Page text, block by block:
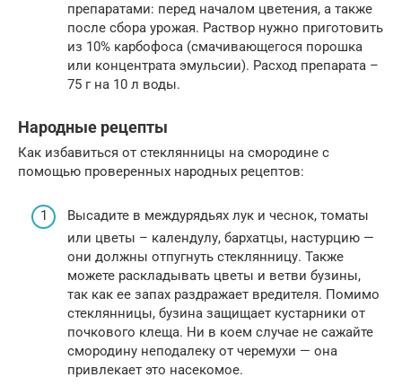
препаратами: перед началом цветения, а также
после сбора урожая. Раствор нужно приготовить
из 10% карбофоса (смачивающегося порошка
или концентрата эмульсии). Расход препарата –
75 г на 10 л воды.
Народные рецепты
Как избавиться от стеклянницы на смородине с
помощью проверенных народных рецептов:
Высадите в междурядьях лук и чеснок, томаты
или цветы – календулу, бархатцы, настурцию —
они должны отпугнуть стеклянницу. Также
можете раскладывать цветы и ветви бузины,
так как ее запах раздражает вредителя. Помимо
стеклянницы, бузина защищает кустарники от
почкового клеща. Ни в коем случае не сажайте
смородину неподалеку от черемухи — она
привлекает это насекомое.